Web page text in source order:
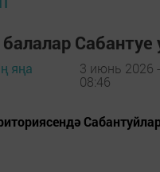
Сабантуе
яңа
3 июнь 2026 -
08:46